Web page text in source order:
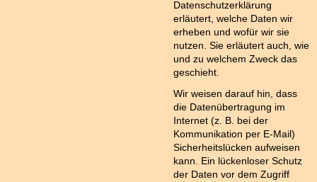
Datenschutzerklärung
erläutert, welche Daten wir
erheben und wofür wir sie
nutzen. Sie erläutert auch, wie
und zu welchem Zweck das
geschieht.
Wir weisen darauf hin, dass
die Datenübertragung im
Internet (z. B. bei der
Kommunikation per E-Mail)
Sicherheitslücken aufweisen
kann. Ein lückenloser Schutz
der Daten vor dem Zugriff